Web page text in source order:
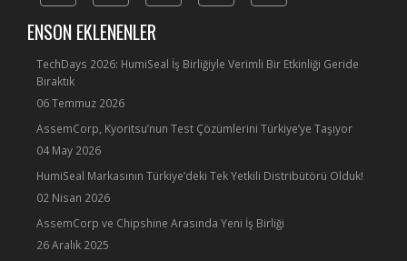
ENSON EKLENENLER
TechDays 2026: HumiSeal İş Birliğiyle Verimli Bir Etkinliği Geride
Bıraktık
06 Temmuz 2026
AssemCorp, Kyoritsu’nun Test Çözümlerini Türkiye’ye Taşıyor
04 May 2026
HumiSeal Markasının Türkiye’deki Tek Yetkili Distribütörü Olduk!
02 Nisan 2026
AssemCorp ve Chipshine Arasında Yeni İş Birliği
26 Aralık 2025